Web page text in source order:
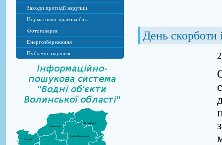
Заходи протидії корупції
Нормативно-правова база
Фотогалерея
Енергозбереження
Публічні закупівлі
День скорботи